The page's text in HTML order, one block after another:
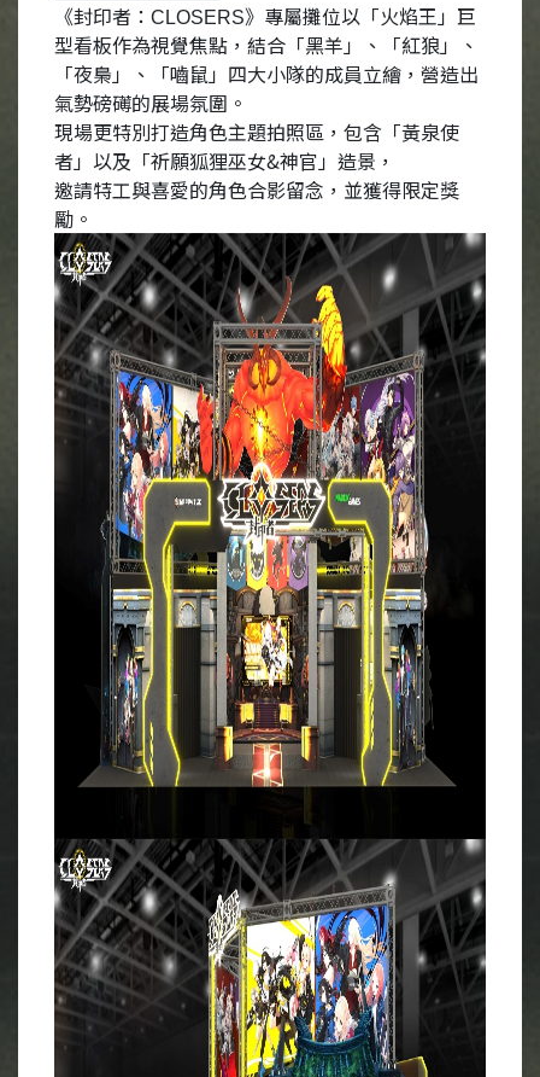
《封印者： CLOSERS》專屬攤位以「火焰王」巨
型看板作為視覺焦點，結合「黑羊」、「紅狼」、
「夜梟」、「嚙鼠」四大小隊的成員立繪，營造出
氣勢磅礡的展場氛圍。
現場更特別打造角色主題拍照區，包含「黃泉使
者」以及「祈願狐狸巫女&神官」造景，
邀請特工與喜愛的角色合影留念，並獲得限定獎
勵。